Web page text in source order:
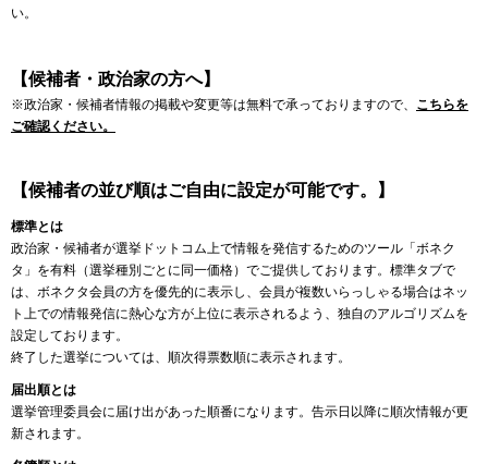
い。
【候補者・政治家の方へ】
※政治家・候補者情報の掲載や変更等は無料で承っておりますので、 こちらを
ご確認ください。
【候補者の並び順はご自由に設定が可能です。】
標準とは
政治家・候補者が選挙ドットコム上で情報を発信するためのツール「ボネク
タ」を有料（選挙種別ごとに同一価格）でご提供しております。標準タブで
は、ボネクタ会員の方を優先的に表示し、会員が複数いらっしゃる場合はネッ
ト上での情報発信に熱心な方が上位に表示されるよう、独自のアルゴリズムを
設定しております。
終了した選挙については、順次得票数順に表示されます。
届出順とは
選挙管理委員会に届け出があった順番になります。告示日以降に順次情報が更
新されます。